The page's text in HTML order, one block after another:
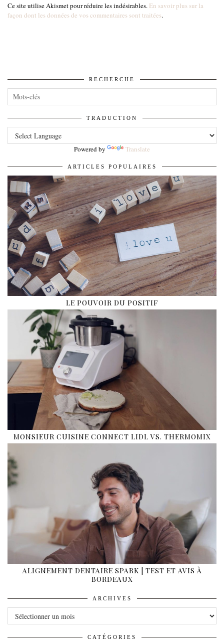
Ce site utilise Akismet pour réduire les indésirables. En savoir plus sur la
façon dont les données de vos commentaires sont traitées.
RECHERCHE
TRADUCTION
Powered by Translate
ARTICLES POPULAIRES
LE POUVOIR DU POSITIF
MONSIEUR CUISINE CONNECT LIDL VS. THERMOMIX
ALIGNEMENT DENTAIRE SPARK | TEST ET AVIS À
BORDEAUX
ARCHIVES
ARCHIVES
CATÉGORIES